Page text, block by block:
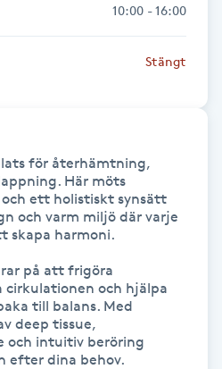
10:00 - 16:00
Stängt
för återhämtning,
Här möts
ett holistiskt synsätt
och varm miljö där varje
skapa harmoni.
på att frigöra
och hjälpa
till balans. Med
deep tissue,
och intuitiv beröring
efter dina behov.